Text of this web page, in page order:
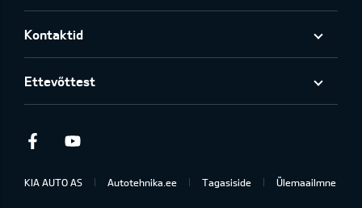
Kontaktid
Ettevõttest
Facebook
KIA AUTO AS Autotehnika.ee Tagasiside Ülemaailmne